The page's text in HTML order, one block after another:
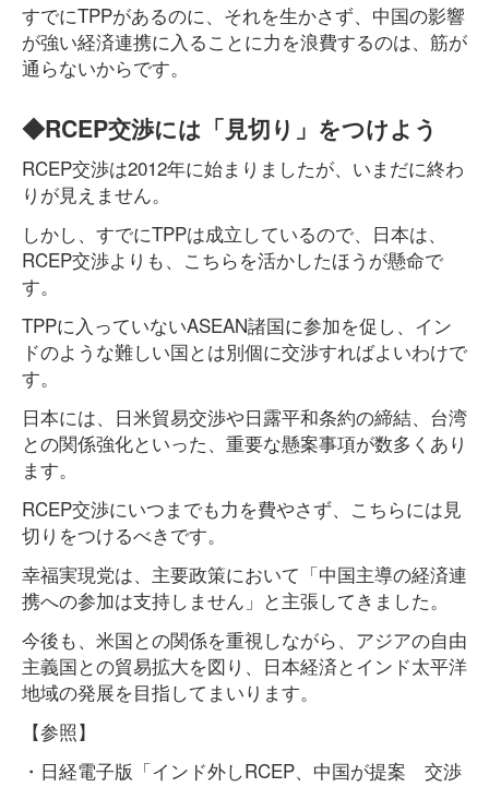
すでにTPPがあるのに、それを生かさず、中国の影響
が強い経済連携に入ることに力を浪費するのは、筋が
通らないからです。
◆RCEP交渉には「見切り」をつけよう
RCEP交渉は2012年に始まりましたが、いまだに終わ
りが見えません。
しかし、すでにTPPは成立しているので、日本は、
RCEP交渉よりも、こちらを活かしたほうが懸命で
す。
TPPに入っていないASEAN諸国に参加を促し、イン
ドのような難しい国とは別個に交渉すればよいわけで
す。
日本には、日米貿易交渉や日露平和条約の締結、台湾
との関係強化といった、重要な懸案事項が数多くあり
ます。
RCEP交渉にいつまでも力を費やさず、こちらには見
切りをつけるべきです。
幸福実現党は、主要政策において「中国主導の経済連
携への参加は支持しません」と主張してきました。
今後も、米国との関係を重視しながら、アジアの自由
主義国との貿易拡大を図り、日本経済とインド太平洋
地域の発展を目指してまいります。
【参照】
・日経電子版「インド外しRCEP、中国が提案 交渉